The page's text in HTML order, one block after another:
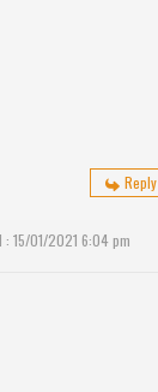
Reply
: 15/01/2021 6:04 pm